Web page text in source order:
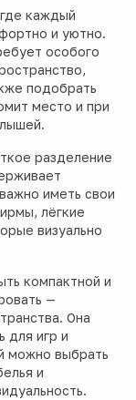
каждый
и уютно.
особого
подобрать
место и при
разделение
иметь свои
лёгкие
визуально
компактной и
—
Она
для игр и
можно выбрать
и